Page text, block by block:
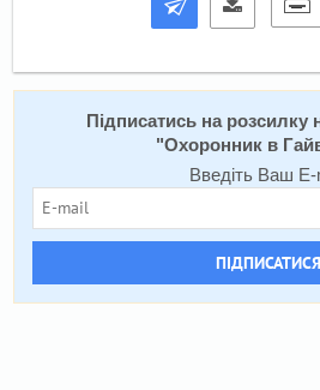
Підписатись на розсилку
"Охоронник в
Введіть Ваш E-
ПІДПИСАТИСЯ